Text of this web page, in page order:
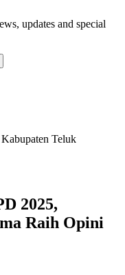
updates and special
Teluk
2025,
Raih Opini